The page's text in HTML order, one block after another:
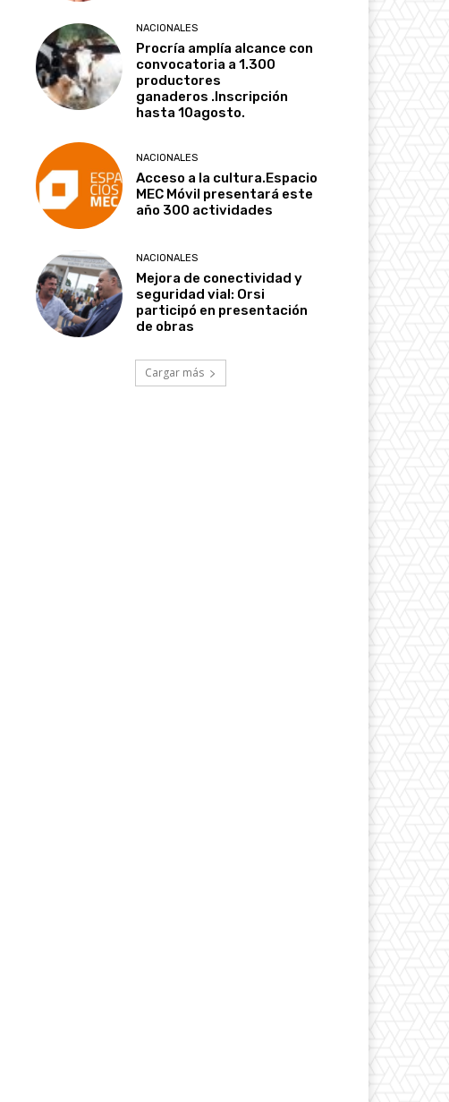
NACIONALES
Procría amplía alcance con
convocatoria a 1.300
productores
ganaderos .Inscripción
hasta 10agosto.
NACIONALES
Acceso a la cultura.Espacio
MEC Móvil presentará este
año 300 actividades
NACIONALES
Mejora de conectividad y
seguridad vial: Orsi
participó en presentación
de obras
Cargar más